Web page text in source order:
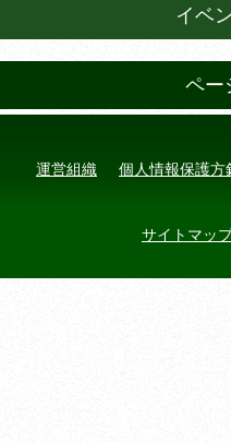
イベ
ペー
運営組織 個人情報保護方
サイトマッ